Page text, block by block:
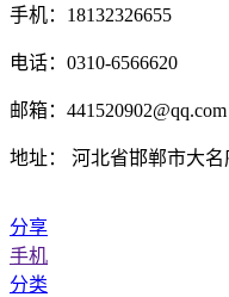
手机：18132326655
电话：0310-6566620
邮箱：441520902@qq.com
地址： 河北省邯郸市大
分享
手机
分类